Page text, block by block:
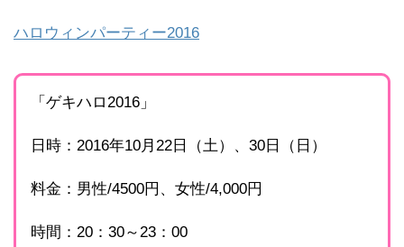
ハロウィンパーティー2016
「ゲキハロ2016」
日時：2016年10月22日（土）、30日（日）
料金：男性/4500円、女性/4,000円
時間：20：30～23：00